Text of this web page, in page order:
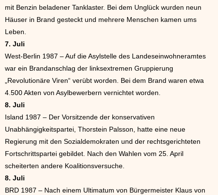
mit Benzin beladener Tanklaster. Bei dem Unglück wurden neun
Häuser in Brand gesteckt und mehrere Menschen kamen ums
Leben.
7. Juli
West-Berlin 1987 – Auf die Asylstelle des Landeseinwohneramtes
war ein Brandanschlag der linksextremen Gruppierung
„Revolutionäre Viren“ verübt worden. Bei dem Brand waren etwa
4.500 Akten von Asylbewerbern vernichtet worden.
8. Juli
Island 1987 – Der Vorsitzende der konservativen
Unabhängigkeitspartei, Thorstein Palsson, hatte eine neue
Regierung mit den Sozialdemokraten und der rechtsgerichteten
Fortschrittspartei gebildet. Nach den Wahlen vom 25. April
scheiterten andere Koalitionsversuche.
8. Juli
BRD 1987 – Nach einem Ultimatum von Bürgermeister Klaus von